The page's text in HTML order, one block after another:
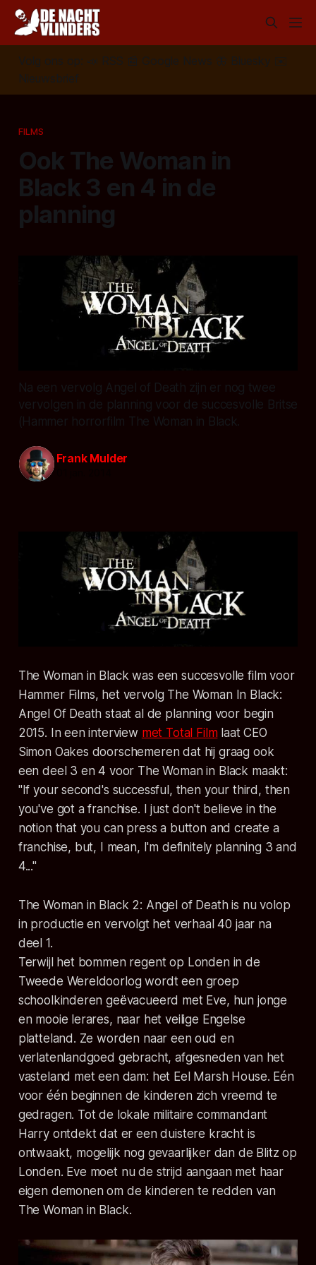
Volg ons op: 📣 RSS 📰 Google News 🦋 Bluesky
✉️
Nieuwsbrief
FILMS
Ook The Woman in
Black 3 en 4 in de
planning
Na een vervolg Angel of Death zijn er nog twee
vervolgen in de planning voor de succesvolle Britse
(Hammer horrorfilm The Woman in Black.
Frank Mulder
The Woman in Black was een succesvolle film voor
Hammer Films, het vervolg The Woman In Black:
Angel Of Death staat al de planning voor begin
2015. In een interview met Total Filmlaat CEO
Simon Oakes doorschemeren dat hij graag ook
een deel 3 en 4 voor The Woman in Black maakt:
"If your second's successful, then your third, then
you've got a franchise. I just don't believe in the
notion that you can press a button and create a
franchise, but, I mean, I'm definitely planning 3 and
4..."
The Woman in Black 2: Angel of Death is nu volop
in productie en vervolgt het verhaal 40 jaar na
deel 1.
Terwijl het bommen regent op Londen in de
Tweede Wereldoorlog wordt een groep
schoolkinderen geëvacueerd met Eve, hun jonge
en mooie lerares, naar het veilige Engelse
platteland. Ze worden naar een oud en
verlatenlandgoed gebracht, afgesneden van het
vasteland met een dam: het Eel Marsh House. Eén
voor één beginnen de kinderen zich vreemd te
gedragen. Tot de lokale militaire commandant
Harry ontdekt dat er een duistere kracht is
ontwaakt, mogelijk nog gevaarlijker dan de Blitz op
Londen. Eve moet nu de strijd aangaan met haar
eigen demonen om de kinderen te redden van
The Woman in Black.